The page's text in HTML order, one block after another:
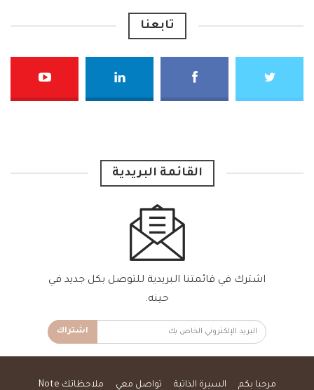
تابعنا
القائمة البريدية
اشترك في قائمتنا البريدية للتوصل بكل جديد في
حينه.
اشتراك
مرحبا بكم السيرة الذاتية تواصل معي ملاحظاتك Note